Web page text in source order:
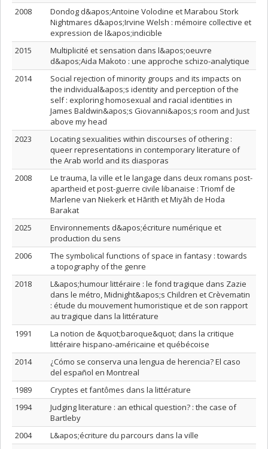
2008
Dondog d&apos;Antoine Volodine et Marabou Stork
Nightmares d&apos;Irvine Welsh : mémoire collective et
expression de l&apos;indicible
2015
Multiplicité et sensation dans l&apos;oeuvre
d&apos;Aida Makoto : une approche schizo-analytique
2014
Social rejection of minority groups and its impacts on
the individual&apos;s identity and perception of the
self : exploring homosexual and racial identities in
James Baldwin&apos;s Giovanni&apos;s room and Just
above my head
2023
Locating sexualities within discourses of othering :
queer representations in contemporary literature of
the Arab world and its diasporas
2008
Le trauma, la ville et le langage dans deux romans post-
apartheid et post-guerre civile libanaise : Triomf de
Marlene van Niekerk et Hārith et Miyāh de Hoda
Barakat
2025
Environnements d&apos;écriture numérique et
production du sens
2006
The symbolical functions of space in fantasy : towards
a topography of the genre
2018
L&apos;humour littéraire : le fond tragique dans Zazie
dans le métro, Midnight&apos;s Children et Crèvematin
: étude du mouvement humoristique et de son rapport
au tragique dans la littérature
1991
La notion de &quot;baroque&quot; dans la critique
littéraire hispano-américaine et québécoise
2014
¿Cómo se conserva una lengua de herencia? El caso
del español en Montreal
1989
Cryptes et fantômes dans la littérature
1994
Judging literature : an ethical question? : the case of
Bartleby
2004
L&apos;écriture du parcours dans la ville